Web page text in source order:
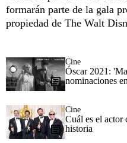
formarán parte de la gala
propiedad de The Walt
Cine
Óscar 2021:
nominaciones
Cine
Cuál es el actor
historia